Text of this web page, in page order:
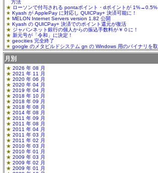
方法
ローソンで付与される pontaポイント・dポイントが
Kyash が ApplePay に対応し QUICPay+ 決済可能に！
MELON Internet Servers version 1.82 公開
Kyash の QUICPay+ 決済でのポイント還元が復活
ジャパンネット銀行の個人からの振込手数料が￥０に！
新元号が「令和」に決定！
geocities 完全終了
google のメタビルドシステム gn の Windows 用のバイナリを
月別
2026 年 08 月
2021 年 11 月
2020 年 06 月
2020 年 04 月
2019 年 04 月
2018 年 10 月
2018 年 09 月
2018 年 08 月
2014 年 08 月
2011 年 09 月
2011 年 08 月
2011 年 04 月
2011 年 03 月
2011 年 02 月
2010 年 03 月
2010 年 01 月
2009 年 03 月
2009 年 02 月
2009 年 01 月